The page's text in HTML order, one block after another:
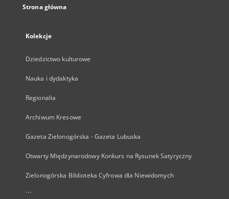
Strona główna
Kolekcje
Dziedzictwo kulturowe
Nauka i dydaktyka
Regionalia
Archiwum Kresowe
Gazeta Zielonogórska - Gazeta Lubuska
Otwarty Międzynarodowy Konkurs na Rysunek Satyryczny
Zielonogórska Biblioteka Cyfrowa dla Niewidomych
...